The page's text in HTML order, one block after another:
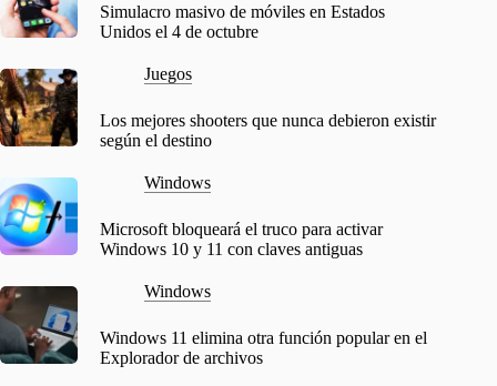
Simulacro masivo de móviles en Estados
Unidos el 4 de octubre
Juegos
Los mejores shooters que nunca debieron existir
según el destino
Windows
Microsoft bloqueará el truco para activar
Windows 10 y 11 con claves antiguas
Windows
Windows 11 elimina otra función popular en el
Explorador de archivos